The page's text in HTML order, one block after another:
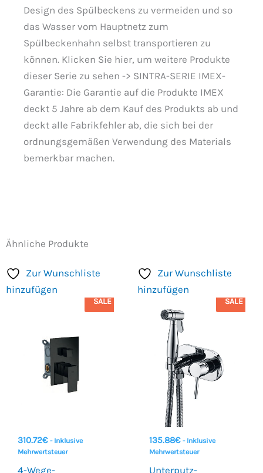
Design des Spülbeckens zu vermeiden und so
das Wasser vom Hauptnetz zum
Spülbeckenhahn selbst transportieren zu
können. Klicken Sie hier, um weitere Produkte
dieser Serie zu sehen -> SINTRA-SERIE IMEX-
Garantie: Die Garantie auf die Produkte IMEX
deckt 5 Jahre ab dem Kauf des Produkts ab und
deckt alle Fabrikfehler ab, die sich bei der
ordnungsgemäßen Verwendung des Materials
bemerkbar machen.
Ähnliche Produkte
Zur Wunschliste
hinzufügen
SALE
310.72€ - Inklusive
Mehrwertsteuer
4-Wege-
Zur Wunschliste
hinzufügen
SALE
135.88€ - Inklusive
Mehrwertsteuer
Unterputz-